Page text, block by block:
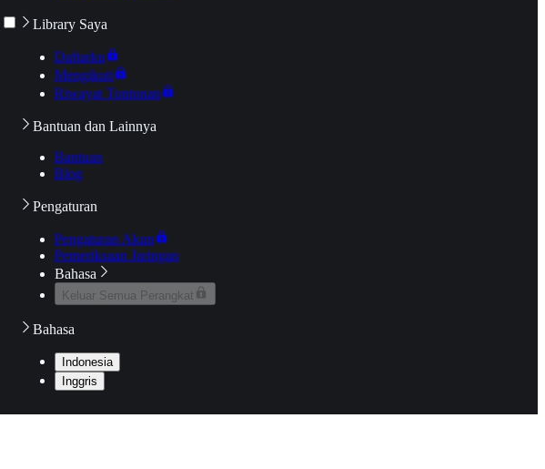
Library Saya
Daftarku
Mengikuti
Riwayat Tontonan
Bantuan dan Lainnya
Bantuan
Blog
Pengaturan
Pengaturan Akun
Pemeriksaan Jaringan
Bahasa
Keluar Semua Perangkat
Bahasa
Indonesia
Inggris